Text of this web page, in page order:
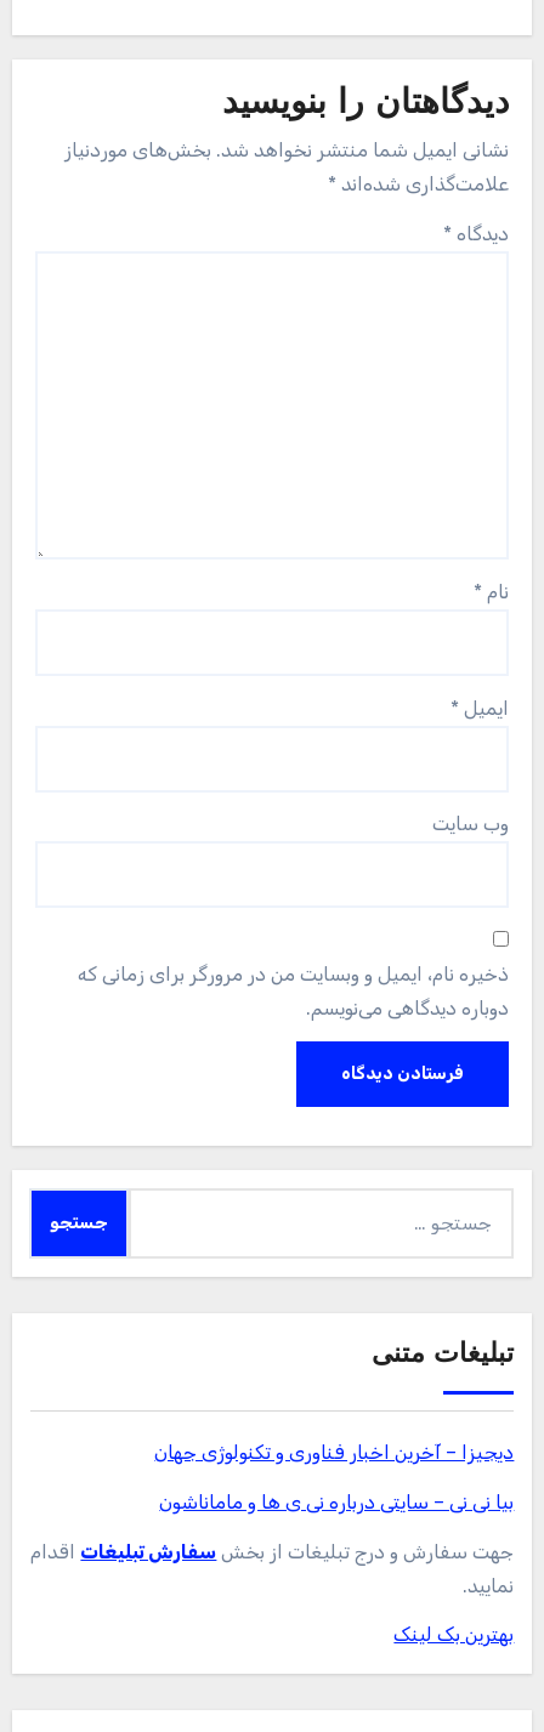
دیدگاهتان را بنویسید
نشانی ایمیل شما منتشر نخواهد شد. بخش‌های موردنیاز
علامت‌گذاری شده‌اند *
دیدگاه *
نام *
ایمیل *
وب‌ سایت
ذخیره نام، ایمیل و وبسایت من در مرورگر برای زمانی که
دوباره دیدگاهی می‌نویسم.
برای:
تبلیغات متنی
دیجیزا – آخرین اخبار فناوری و تکنولوژی جهان
بیا نی نی – سایتی درباره نی ی ها و ماماناشون
جهت سفارش و درج تبلیغات از بخش سفارش تبلیغات اقدام
نمایید.
بهترین بک لینک